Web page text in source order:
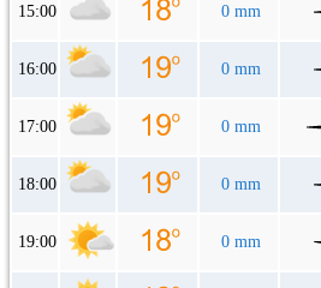
15:00 0 mm
16:00 0 mm
17:00 0 mm
18:00 0 mm
19:00 0 mm